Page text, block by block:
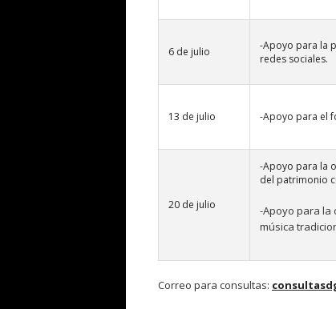
6 de julio
-Apoyo para la
redes sociales.
13 de julio -Apoyo para el
20 de julio
-Apoyo para la
del patrimonio
-Apoyo para la
música
Correo para consultas: